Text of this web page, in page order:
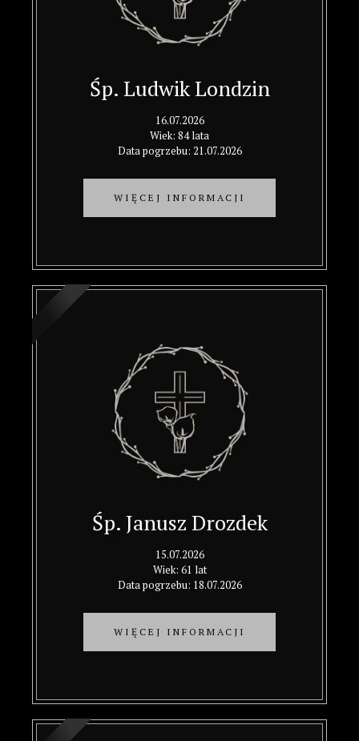
Śp. Ludwik Londzin
16.07.2026
Wiek: 84 lata
Data pogrzebu: 21.07.2026
WIĘCEJ INFORMACJI
Śp. Janusz Drozdek
15.07.2026
Wiek: 61 lat
Data pogrzebu: 18.07.2026
WIĘCEJ INFORMACJI